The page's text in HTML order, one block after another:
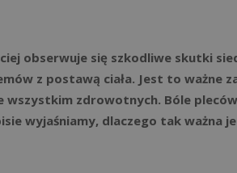
obserwuje się szkodliwe skutki
z postawą ciała. Jest to ważne
wszystkim zdrowotnych. Bóle
wyjaśniamy, dlaczego tak ważna